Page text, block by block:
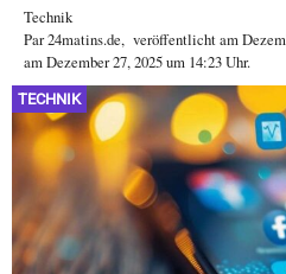
Technik
Par24matins.de, veröffentlicht am
am Dezember 27, 2025 um 14:23 Uhr.
TECHNIK